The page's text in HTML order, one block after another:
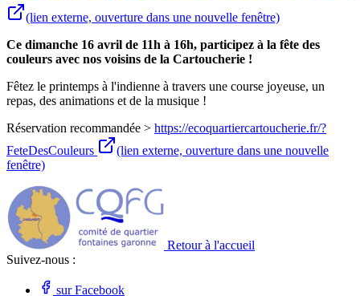
(lien externe, ouverture dans une nouvelle fenêtre)
Ce dimanche 16 avril de 11h à 16h, participez à la fête des
couleurs avec nos voisins de la Cartoucherie !
Fêtez le printemps à l'indienne à travers une course joyeuse, un
repas, des animations et de la musique !
Réservation recommandée > https://ecoquartiercartoucherie.fr/?
FeteDesCouleurs
(lien externe, ouverture dans une nouvelle
fenêtre)
Retour à l'accueil
Suivez-nous :
sur Facebook